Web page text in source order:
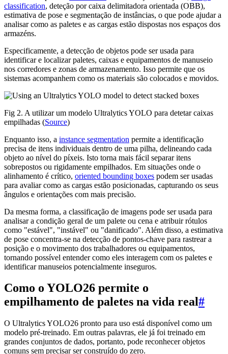
classification, deteção por caixa delimitadora orientada (OBB),
estimativa de pose e segmentação de instâncias, o que pode ajudar a
analisar como as paletes e as cargas estão dispostas nos espaços dos
armazéns.
Especificamente, a detecção de objetos pode ser usada para
identificar e localizar paletes, caixas e equipamentos de manuseio
nos corredores e zonas de armazenamento. Isso permite que os
sistemas acompanhem como os materiais são colocados e movidos.
Fig 2. A utilizar um modelo Ultralytics YOLO para detetar caixas
empilhadas (Source)
Enquanto isso, a instance segmentation permite a identificação
precisa de itens individuais dentro de uma pilha, delineando cada
objeto ao nível do píxeis. Isto torna mais fácil separar itens
sobrepostos ou rigidamente empilhados. Em situações onde o
alinhamento é crítico, oriented bounding boxes podem ser usadas
para avaliar como as cargas estão posicionadas, capturando os seus
ângulos e orientações com mais precisão.
Da mesma forma, a classificação de imagens pode ser usada para
analisar a condição geral de um palete ou cena e atribuir rótulos
como "estável", "instável" ou "danificado". Além disso, a estimativa
de pose concentra-se na detecção de pontos-chave para rastrear a
posição e o movimento dos trabalhadores ou equipamentos,
tornando possível entender como eles interagem com os paletes e
identificar manuseios potencialmente inseguros.
Como o YOLO26 permite o
empilhamento de paletes na vida real#
O Ultralytics YOLO26 pronto para uso está disponível como um
modelo pré-treinado. Em outras palavras, ele já foi treinado em
grandes conjuntos de dados, portanto, pode reconhecer objetos
comuns sem precisar ser construído do zero.